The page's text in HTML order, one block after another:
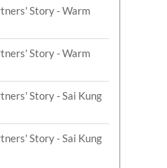
Story - Warm
Story - Warm
Story - Sai Kung
Story - Sai Kung